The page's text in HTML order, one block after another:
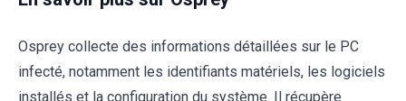
Osprey collecte des informations détaillées sur le PC
infecté, notamment les identifiants matériels, les logiciels
installés et la configuration du système. Il récupère